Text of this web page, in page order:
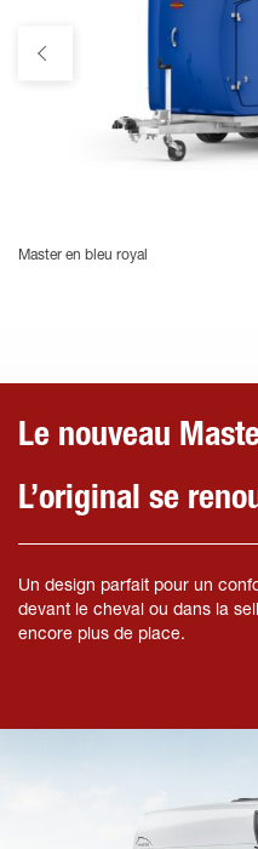
Master en bleu royal
Le nouveau
L’original se
Un design parfait pour un
devant le cheval ou dans la
encore plus de place.